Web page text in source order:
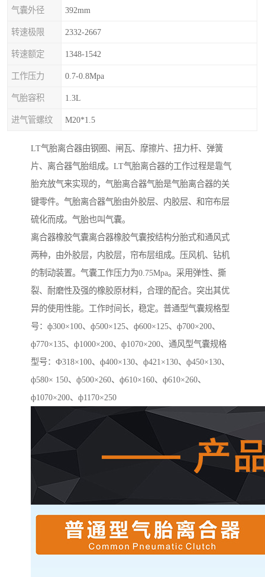
气囊外径 392mm
转速极限 2332-2667
转速额定 1348-1542
工作压力 0.7-0.8Mpa
气胎容积 1.3L
进气管螺纹 M20*1.5
LT气胎离合器由钢圈、闸瓦、摩擦片、扭力杆、弹簧
片、离合器气胎组成。LT气胎离合器的工作过程是靠气
胎充放气来实现的，气胎离合器气胎是气胎离合器的关
键零件。气胎离合器气胎由外胶层、内胶层、和帘布层
硫化而成。气胎也叫气囊。
离合器橡胶气囊离合器橡胶气囊按结构分胎式和通风式
两种，由外胶层，内胶层，帘布层组成。压风机、钻机
的制动装置。气囊工作压力为0.75Mpa。采用弹性、撕
裂、耐磨性及强的橡胶原材料，合理的配合。突出其优
异的使用性能。工作时间长，稳定。普通型气囊规格型
号：ф300×100、ф500×125、ф600×125、ф700×200、
ф770×135、ф1000×200、ф1070×200、通风型气囊规格
型号：Ф318×100、ф400×130、ф421×130、ф450×130、
ф580× 150、ф500×260、ф610×160、ф610×260、
ф1070×200、ф1170×250